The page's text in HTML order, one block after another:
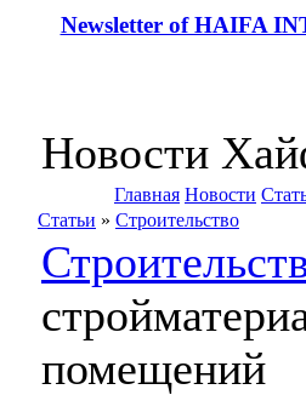
Newsletter of HAIFA
Новости
Главная Новости
Статьи » Строительство
помещений